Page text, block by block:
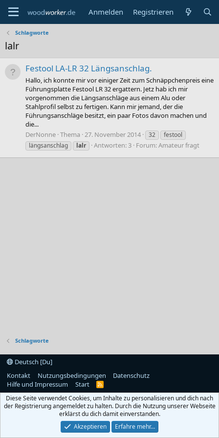
Anmelden Registrieren
Schlagworte
lalr
Festool LA-LR 32 Längsanschlag.
Hallo, ich konnte mir vor einiger Zeit zum Schnäppchenpreis eine
Führungsplatte Festool LR 32 ergattern. Jetz hab ich mir
vorgenommen die Längsanschläge aus einem Alu oder
Stahlprofil selbst zu fertigen. Kann mir jemand, der die
Führungsanschläge besitzt, ein paar Fotos davon machen und
die...
DerNonne Thema 27. November 2014 32
festool
längsanschlag
lalr Antworten: 3 Forum:Amateur fragt
Schlagworte
Deutsch [Du]
Kontakt
Nutzungsbedingungen
Datenschutz
Hilfe und Impressum
Start
R
S
Diese Seite verwendet Cookies, um Inhalte zu personalisieren und dich nach
der Registrierung angemeldet zu halten. Durch die Nutzung unserer Webseite
erklärst du dich damit einverstanden.
Akzeptieren
Erfahre mehr…